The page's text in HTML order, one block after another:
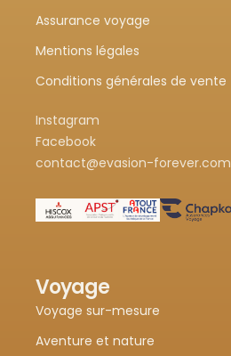
Assurance voyage
Mentions légales
Conditions générales de vente
Instagram
Facebook
contact@evasion-forever.com
Voyage
Voyage sur-mesure
Aventure et nature